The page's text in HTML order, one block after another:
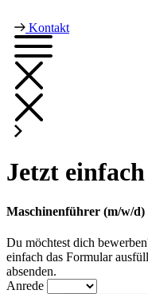
Kontakt
Jetzt
Maschinenführer (m/w/d)
Du möchtest dich
einfach das Formular
absenden.
Anrede